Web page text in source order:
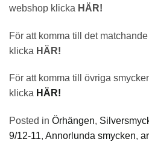
webshop klicka HÄR!
För att komma till det
klicka HÄR!
För att komma till övriga
klicka HÄR!
Posted in Örhängen,
9/12-11, Annorlunda smycken,